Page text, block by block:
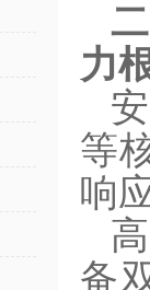
力
等
响
备